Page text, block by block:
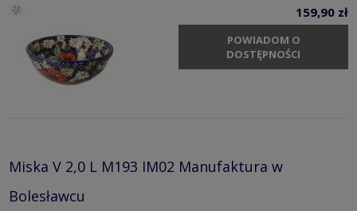
159,90 zł
POWIADOM O
DOSTĘPNOŚCI
Miska V 2,0 L M193 IM02 Manufaktura w
Bolesławcu